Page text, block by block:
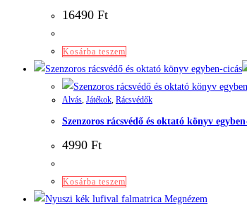
16490 Ft
Kosárba teszem
Alvás, Játékok, Rácsvédők
Szenzoros rácsvédő és oktató könyv
4990 Ft
Kosárba teszem
Megnézem